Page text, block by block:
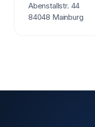
Abenstallstr. 44
84048 Mainburg